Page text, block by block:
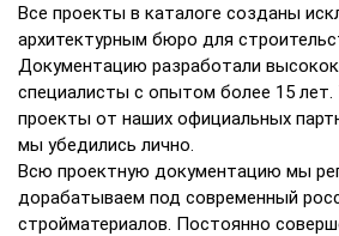
Все проекты в каталоге созданы
архитектурным бюро для
Документацию разработали
специалисты с опытом более 15
проекты от наших официальных
мы убедились лично.
Всю проектную документацию мы
дорабатываем под современный
стройматериалов. Постоянно